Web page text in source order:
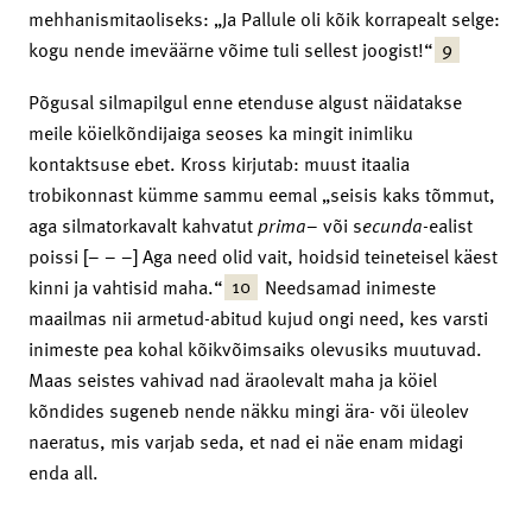
mehhanismitaoliseks: „Ja Pallule oli kõik korrapealt selge:
kogu nende imeväärne võime tuli sellest joogist!“ 9
Põgusal silmapilgul enne etenduse algust näidatakse
meile köielkõndijaiga seoses ka mingit inimliku
kontaktsuse ebet. Kross kirjutab: muust itaalia
trobikonnast kümme sammu eemal „seisis kaks tõmmut,
aga silmatorkavalt kahvatutprima– või secunda-ealist
poissi [– – –] Aga need olid vait, hoidsid teineteisel käest
kinni ja vahtisid maha.“ 10 Needsamad inimeste
maailmas nii armetud-abitud kujud ongi need, kes varsti
inimeste pea kohal kõikvõimsaiks olevusiks muutuvad.
Maas seistes vahivad nad äraolevalt maha ja köiel
kõndides sugeneb nende näkku mingi ära- või üleolev
naeratus, mis varjab seda, et nad ei näe enam midagi
enda all.